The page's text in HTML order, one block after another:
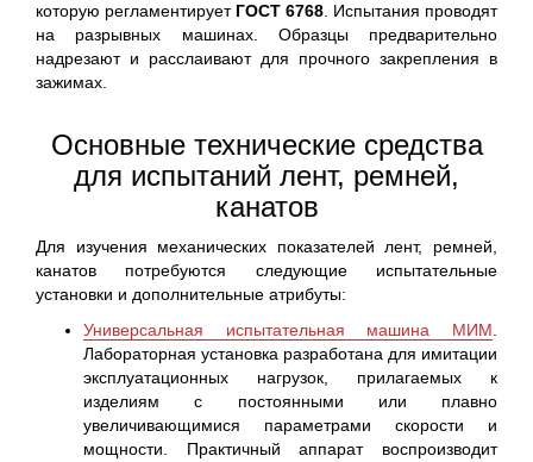
которую регламентирует ГОСТ 6768 . Испытания проводят
на разрывных машинах. Образцы предварительно
надрезают и расслаивают для прочного закрепления в
зажимах.
Основные технические средства
для испытаний лент, ремней,
канатов
Для изучения механических показателей лент, ремней,
канатов потребуются следующие испытательные
установки и дополнительные атрибуты:
Универсальная испытательная машина МИМ
Лабораторная установка разработана для имитации
эксплуатационных нагрузок, прилагаемых к
изделиям с постоянными или плавно
увеличивающимися параметрами скорости и
мощности. Практичный аппарат воспроизводит